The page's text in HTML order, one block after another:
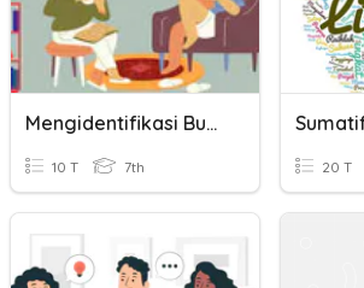
Mengidentifikasi Buku Fiksi Dan Non Fiksi
10 T 7th 20 T